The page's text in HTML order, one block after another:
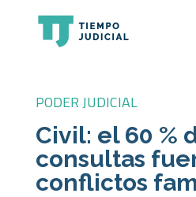
PODER JUDICIAL
Civil: el 60 %
consultas
conflictos